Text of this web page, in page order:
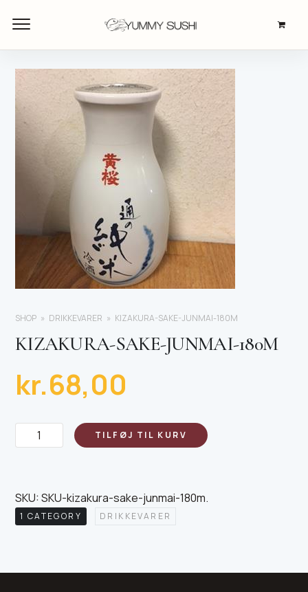
SHOP DRIKKEVARER KIZAKURA-SAKE-JUNMAI-180M
KIZAKURA-SAKE-JUNMAI-180M
kr.68,00
Kizakura-
sake-
antal
TILFØJ TIL KURV
SKU:SKU-kizakura-sake-junmai-180m.
1 CATEGORY DRIKKEVARER